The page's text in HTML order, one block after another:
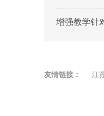
增强教学针
友情链接： 江